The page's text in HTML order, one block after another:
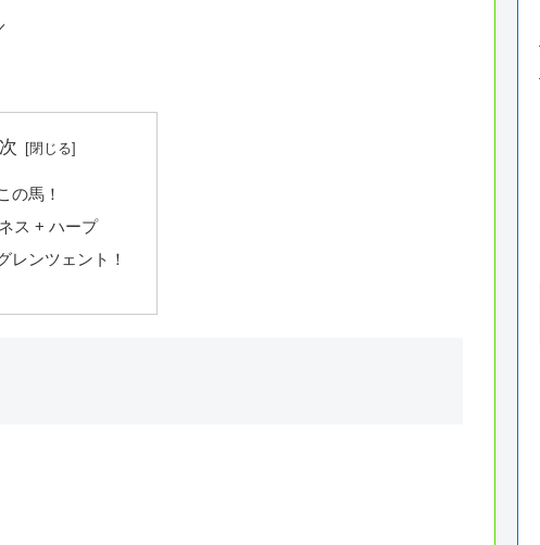
の馬！
ス + ハープ
レンツェント！